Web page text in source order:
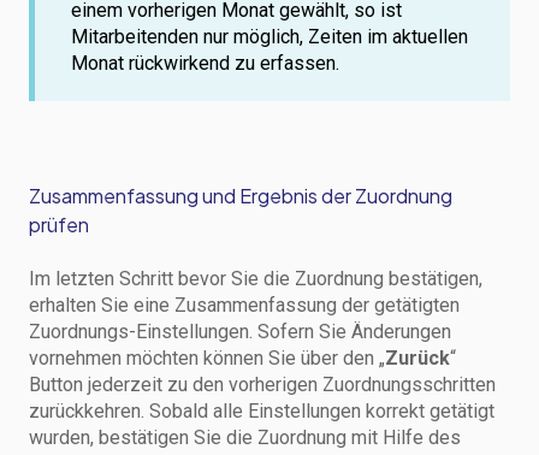
einem vorherigen Monat gewählt, so ist
Mitarbeitenden nur möglich, Zeiten im aktuellen
Monat rückwirkend zu erfassen.
Zusammenfassung und Ergebnis der Zuordnung
prüfen
Im letzten Schritt bevor Sie die Zuordnung bestätigen,
erhalten Sie eine Zusammenfassung der getätigten
Zuordnungs-Einstellungen. Sofern Sie Änderungen
vornehmen möchten können Sie über den „Zurück“
Button jederzeit zu den vorherigen Zuordnungsschritten
zurückkehren. Sobald alle Einstellungen korrekt getätigt
wurden, bestätigen Sie die Zuordnung mit Hilfe des